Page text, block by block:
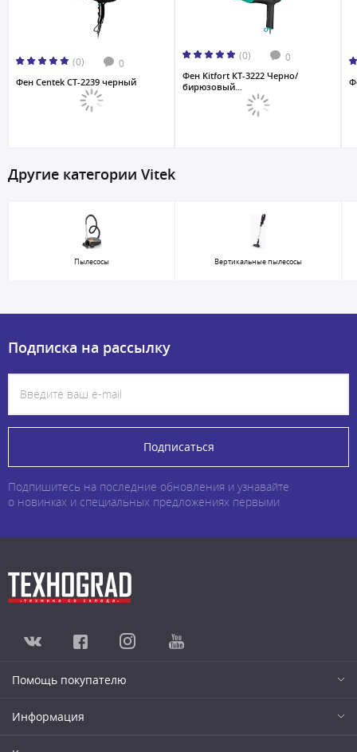
(0) 0
Фен Centek CT-2239 черный
(0) 0
Фен Kitfort КТ-3222 Черно/
бирюзовый...
Другие категории Vitek
Пылесосы Вертикальные пылесосы
Подписка на рассылку
Подписаться
Подпишитесь на последние обновления и узнавайте
о новинках и специальных предложениях первыми
Помощь покупателю
Информация